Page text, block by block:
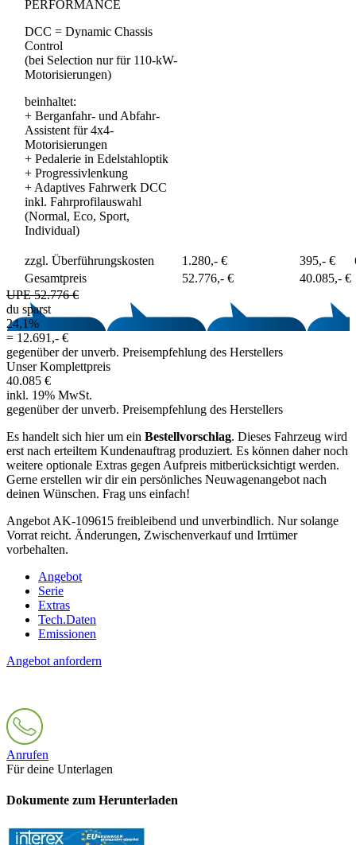
PERFORMANCE
DCC = Dynamic Chassis
Control
(bei Selection nur für 110-kW-
Motorisierungen)
beinhaltet:
+ Berganfahr- und Abfahr-
Assistent für 4x4-
Motorisierungen
+ Pedalerie in Edelstahloptik
+ Progressivlenkung
+ Adaptives Fahrwerk DCC
inkl. Fahrprofilauswahl
(Normal, Eco, Sport,
Individual)
zzgl. Überführungskosten 1.280,- € 395,- €
Gesamtpreis
52.776,- €
40.085,- €
UPE 52.776 €
du sparst
24,1%
= 12.691,- €
gegenüber der unverb. Preisempfehlung des Herstellers
Unser Komplettpreis
40.085 €
inkl. 19% MwSt.
gegenüber der unverb. Preisempfehlung des Herstellers
Es handelt sich hier um ein Bestellvorschlag. Dieses Fahrzeug wird
erst nach erteiltem Kundenauftrag produziert. Es können daher noch
weitere optionale Extras gegen Aufpreis mitberücksichtigt werden.
Gerne erstellen wir dir ein persönliches Neuwagenangebot nach
deinen Wünschen. Frag uns einfach!
Angebot AK-109615 freibleibend und unverbindlich. Nur solange
Vorrat reicht. Änderungen, Zwischenverkauf und Irrtümer
vorbehalten.
Angebot
Serie
Extras
Tech.Daten
Emissionen
Angebot anfordern
Anrufen
Für deine Unterlagen
Dokumente zum Herunterladen